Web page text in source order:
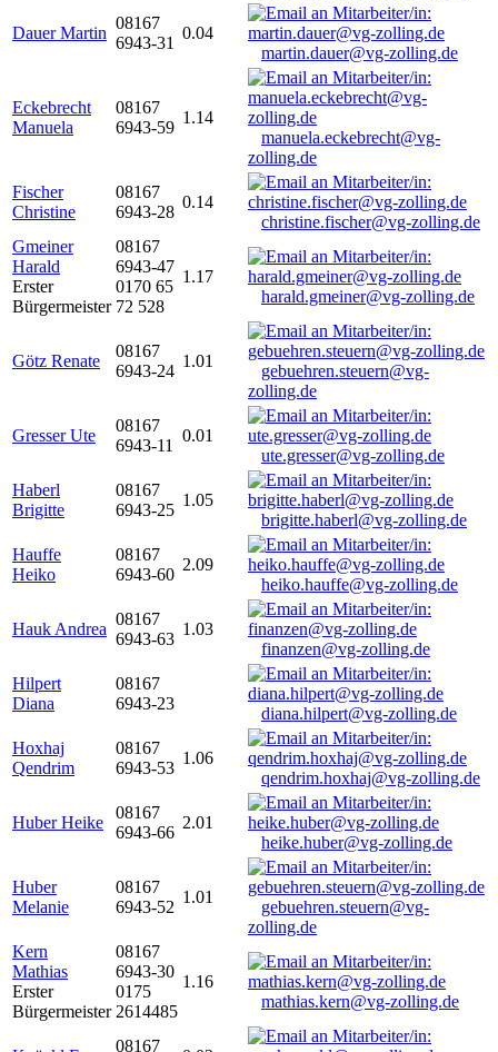
Dauer Martin
08167
6943-31
0.04
martin.dauer@vg-zolling.de
Eckebrecht
Manuela
08167
6943-59
1.14
manuela.eckebrecht@vg-
zolling.de
Fischer
Christine
08167
6943-28
0.14
christine.fischer@vg-zolling.de
Gmeiner
Harald
Erster
Bürgermeister
08167
6943-47
0170 65
72 528
1.17
harald.gmeiner@vg-zolling.de
Götz Renate
08167
6943-24
1.01
gebuehren.steuern@vg-
zolling.de
Gresser Ute
08167
6943-11
0.01
ute.gresser@vg-zolling.de
Haberl
Brigitte
08167
6943-25
1.05
brigitte.haberl@vg-zolling.de
Hauffe
Heiko
08167
6943-60
2.09
heiko.hauffe@vg-zolling.de
Hauk Andrea
08167
6943-63
1.03
finanzen@vg-zolling.de
Hilpert
Diana
08167
6943-23
diana.hilpert@vg-zolling.de
Hoxhaj
Qendrim
08167
6943-53
1.06
qendrim.hoxhaj@vg-zolling.de
Huber Heike
08167
6943-66
2.01
heike.huber@vg-zolling.de
Huber
Melanie
08167
6943-52
1.01
gebuehren.steuern@vg-
zolling.de
Kern
Mathias
Erster
Bürgermeister
08167
6943-30
0175
2614485
1.16
mathias.kern@vg-zolling.de
08167